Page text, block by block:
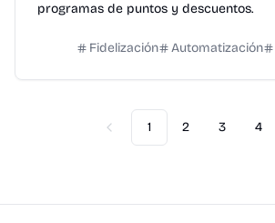
programas de puntos y descuentos.
Fidelización Automatización
Previous
1 2 3 4